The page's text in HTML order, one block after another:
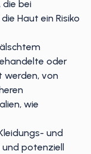
bei
Haut ein Risiko
oder
werden, von
wie
und
potenziell